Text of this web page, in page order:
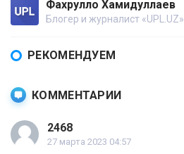
Фахрулло Хамидуллаев
Блогер и журналист «UPL.UZ»
РЕКОМЕНДУЕМ
КОММЕНТАРИИ
2468
27 марта 2023 04:57